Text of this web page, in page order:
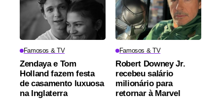
Famosos & TV
Zendaya e Tom
Holland fazem festa
de casamento luxuosa
na Inglaterra
Famosos & TV
Robert Downey Jr.
recebeu salário
milionário para
retornar à Marvel